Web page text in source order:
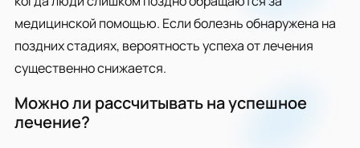
медицинской помощью. Если болезнь обнаружена на
поздних стадиях, вероятность успеха от лечения
существенно снижается.
Можно ли рассчитывать на успешное
лечение?